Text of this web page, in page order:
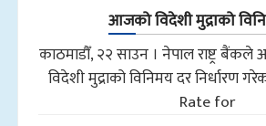
आजको विदेशी मुद्राको
काठमाडौँ, २२ साउन । नेपाल राष्ट्र
विदेशी मुद्राको विनिमय दर निर्धारण
Rate for